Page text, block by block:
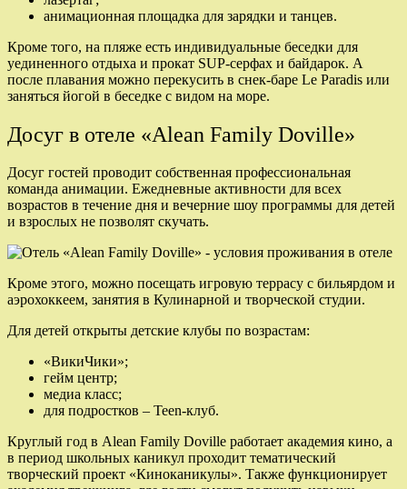
анимационная площадка для зарядки и танцев.
Кроме того, на пляже есть индивидуальные беседки для
уединенного отдыха и прокат SUP-серфах и байдарок. А
после плавания можно перекусить в снек-баре Le Paradis или
заняться йогой в беседке с видом на море.
Досуг в отеле «Alean Family Doville»
Досуг гостей проводит собственная профессиональная
команда анимации. Ежедневные активности для всех
возрастов в течение дня и вечерние шоу программы для детей
и взрослых не позволят скучать.
Кроме этого, можно посещать игровую террасу с бильярдом и
аэрохоккеем, занятия в Кулинарной и творческой студии.
Для детей открыты детские клубы по возрастам:
«ВикиЧики»;
гейм центр;
медиа класс;
для подростков – Teen-клуб.
Круглый год в Alean Family Doville работает академия кино, а
в период школьных каникул проходит тематический
творческий проект «Киноканикулы». Также функционирует